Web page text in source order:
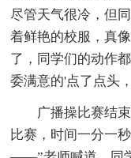
尽管天气很冷，但
着鲜艳的校服，真
了，同学们的动作
委满意的'点了点头
广播操比赛结
比赛，时间一分一